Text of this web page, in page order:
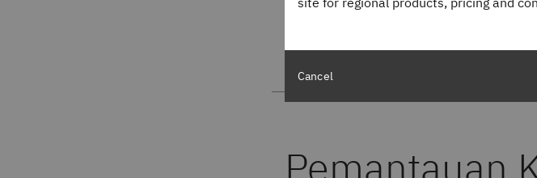
mengotomatiskan, berdasarkan tingkat
Cancel